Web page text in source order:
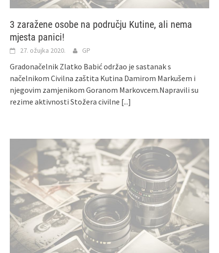
3 zaražene osobe na području Kutine, ali nema
mjesta panici!
27. ožujka 2020. GP
Gradonačelnik Zlatko Babić održao je sastanak s
načelnikom Civilna zaštita Kutina Damirom Markušem i
njegovim zamjenikom Goranom Markovcem.Napravili su
rezime aktivnosti Stožera civilne [...]